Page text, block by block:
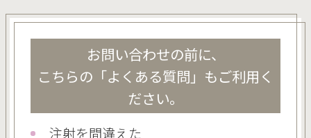
お問い合わせの前に、
こちらの「よくある質問」もご利用く
ださい。
注射を間違えた